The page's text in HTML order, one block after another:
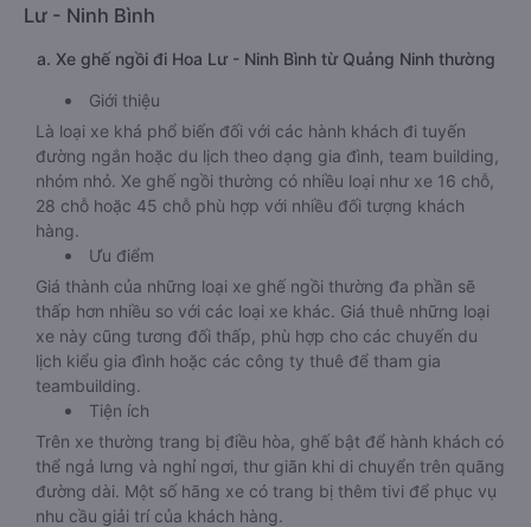
Lư - Ninh Bình
a. Xe ghế ngồi đi Hoa Lư - Ninh Bình từ Quảng Ninh thường
Giới thiệu
Là loại xe khá phổ biến đối với các hành khách đi tuyến
đường ngắn hoặc du lịch theo dạng gia đình, team building,
nhóm nhỏ. Xe ghế ngồi thường có nhiều loại như xe 16 chỗ,
28 chỗ hoặc 45 chỗ phù hợp với nhiều đối tượng khách
hàng.
Ưu điểm
Giá thành của những loại xe ghế ngồi thường đa phần sẽ
thấp hơn nhiều so với các loại xe khác. Giá thuê những loại
xe này cũng tương đối thấp, phù hợp cho các chuyến du
lịch kiểu gia đình hoặc các công ty thuê để tham gia
teambuilding.
Tiện ích
Trên xe thường trang bị điều hòa, ghế bật để hành khách có
thể ngả lưng và nghỉ ngơi, thư giãn khi di chuyển trên quãng
đường dài. Một số hãng xe có trang bị thêm tivi để phục vụ
nhu cầu giải trí của khách hàng.